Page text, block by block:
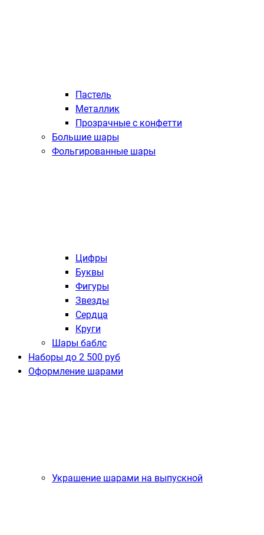
Пастель
Металлик
Прозрачные с конфетти
Большие шары
Фольгированные шары
Цифры
Буквы
Фигуры
Звезды
Сердца
Круги
Шары баблс
Наборы до 2 500 руб
Оформление шарами
Украшение шарами на выпускной